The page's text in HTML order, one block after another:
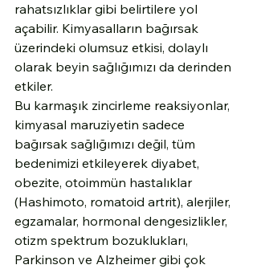
rahatsızlıklar gibi belirtilere yol
açabilir. Kimyasalların bağırsak
üzerindeki olumsuz etkisi, dolaylı
olarak beyin sağlığımızı da derinden
etkiler.
Bu karmaşık zincirleme reaksiyonlar,
kimyasal maruziyetin sadece
bağırsak sağlığımızı değil, tüm
bedenimizi etkileyerek diyabet,
obezite, otoimmün hastalıklar
(Hashimoto, romatoid artrit), alerjiler,
egzamalar, hormonal dengesizlikler,
otizm spektrum bozuklukları,
Parkinson ve Alzheimer gibi çok